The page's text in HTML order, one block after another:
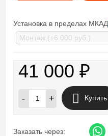
Установка в пределах МКАД
41 000 ₽
- + Купить
Заказать через: